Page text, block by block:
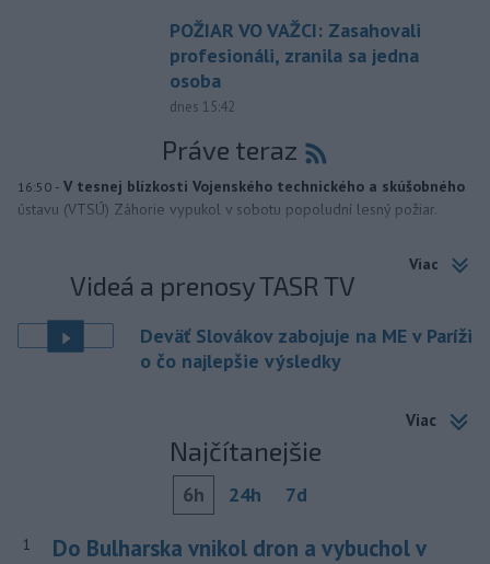
POŽIAR VO VAŽCI: Zasahovali
profesionáli, zranila sa jedna
osoba
dnes 15:42
Práve teraz
16:50 - V tesnej blízkosti Vojenského technického a skúšobného
ústavu (VTSÚ) Záhorie vypukol v sobotu popoludní lesný požiar.
Viac
Videá a prenosy TASR TV
Deväť Slovákov zabojuje na ME v Paríži
o čo najlepšie výsledky
Viac
Najčítanejšie
6h 24h 7d
1
Do Bulharska vnikol dron a vybuchol v